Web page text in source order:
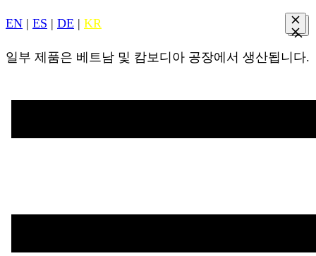
EN | ES | DE | KR
일부 제품은 베트남 및 캄보디아 공장에서 생산됩니다.